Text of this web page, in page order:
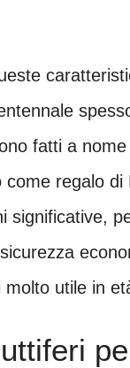
fatti a nome
come regalo di
significative,
molto utile in